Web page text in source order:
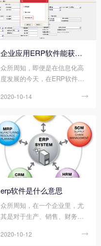
的erp系统，像财务管理软件，
进销存管理软件，仓库管理软
件等。还有针对企业资源整
合，满足企业全部管理需求，
并可定制开发的一体化erp系企业应用ERP软件能获得怎样的成果?
众所周知，即便是在信息化高
度发展的今天，在ERP软件的
各行各业的企业管理中，依然
在ERP软件的应用实施中，涉
及到了企业中的每一个部门，
不管是领导还是基层的员工，
在ERP软件的实施中都起到了
各自的作用。那么企业应用ER
P软件能获得怎样的成果呢?下
面顺景软件小编为您介绍：
2020-10-14 
erp软件是什么意思
众所周知，在一个企业里，尤
其是对于生产、销售、财务部
rp软件。因为，erp软件的使
2020-10-12 